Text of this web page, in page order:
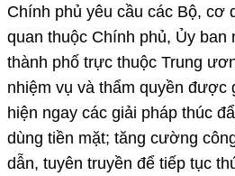
Chính phủ yêu cầu các Bộ, cơ
quan thuộc Chính phủ, Ủy ban
thành phố trực thuộc Trung
nhiệm vụ và thẩm quyền
hiện ngay các giải pháp thúc
dùng tiền mặt; tăng cường
dẫn, tuyên truyền để tiếp tục